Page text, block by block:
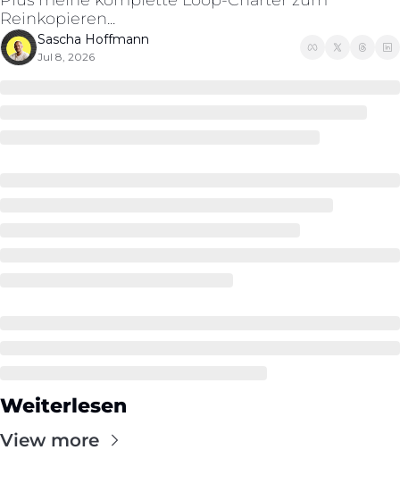
Reinkopieren...
Sascha Hoffmann
Jul 8, 2026
Weiterlesen
View more